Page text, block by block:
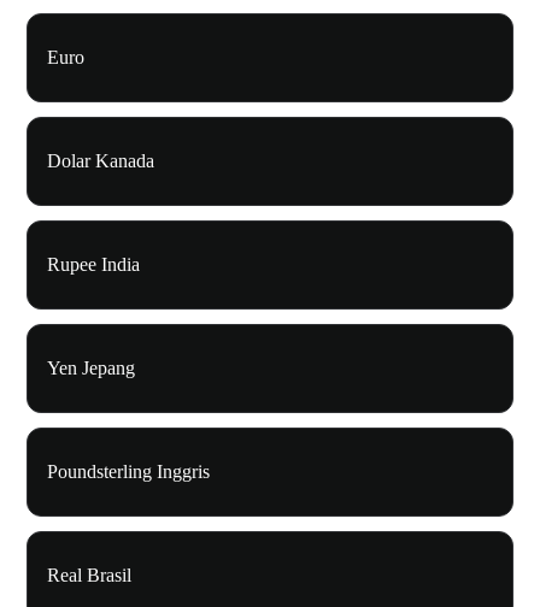
Euro
Dolar Kanada
Rupee India
Yen Jepang
Poundsterling Inggris
Real Brasil